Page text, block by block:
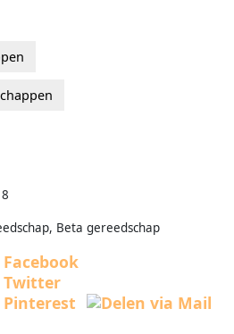
Beta gereedschap